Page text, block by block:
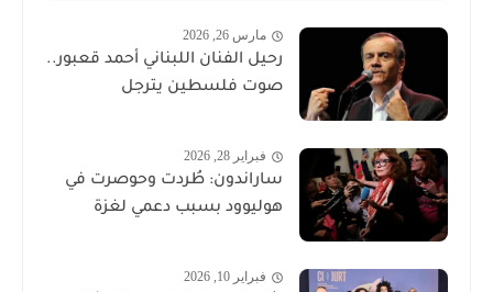
مارس 26, 2026
رحيل الفنان اللبناني أحمد قعبور..
صوت فلسطين يترجل
فبراير 28, 2026
ساراندون: طُردت وحوصرت في
هوليوود بسبب دعمي لغزة
فبراير 10, 2026